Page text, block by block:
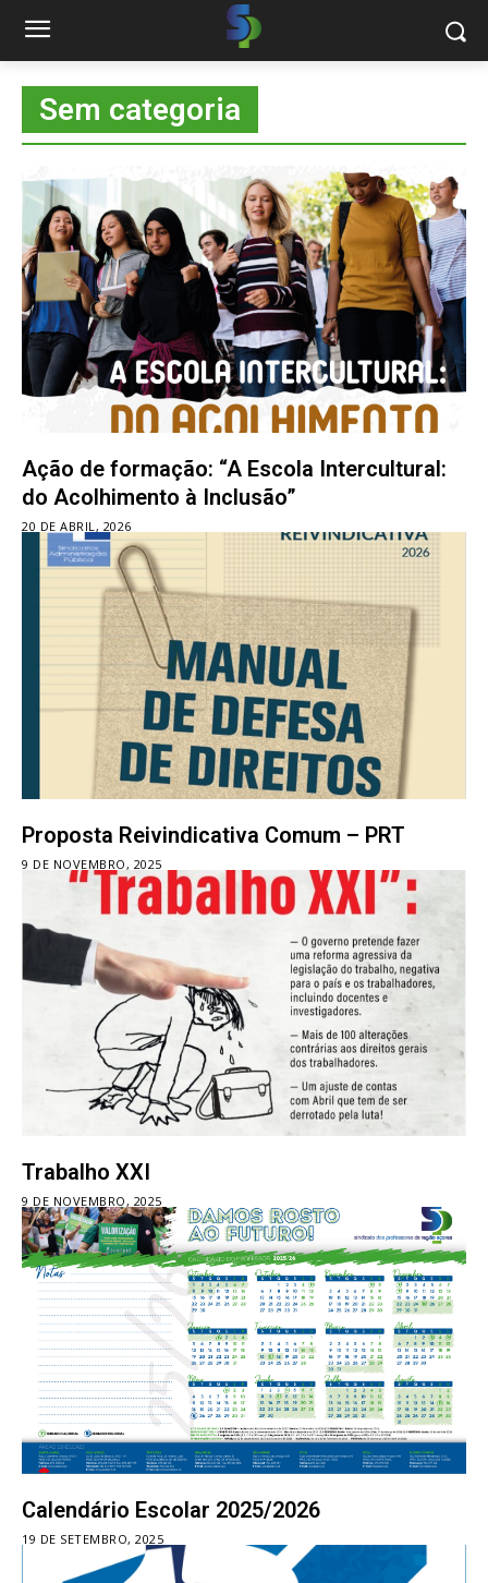
Sem categoria
Ação de formação: “A Escola Intercultural:
do Acolhimento à Inclusão”
20 DE ABRIL, 2026
Proposta Reivindicativa Comum – PRT
9 DE NOVEMBRO, 2025
Trabalho XXI
9 DE NOVEMBRO, 2025
Calendário Escolar 2025/2026
19 DE SETEMBRO, 2025